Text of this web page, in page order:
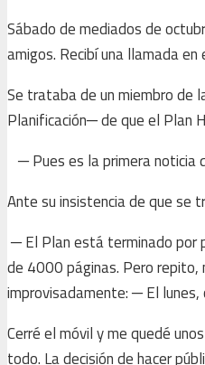
Sábado de mediados de
amigos. Recibí una llamada
Se trataba de un miembro de
Planificación─ de que el Plan
─ Pues es la primera noticia
Ante su insistencia de que se
─ El Plan está terminado por
de 4000 páginas. Pero repito,
improvisadamente: ─ El
Cerré el móvil y me quedé
todo. La decisión de hacer